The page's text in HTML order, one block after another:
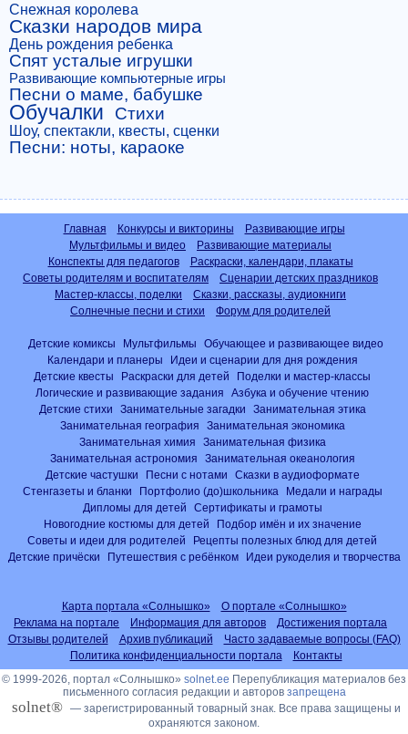
Снежная королева
Сказки народов мира
День рождения ребенка
Спят усталые игрушки
Развивающие компьютерные игры
Песни о маме, бабушке
Обучалки Стихи
Шоу, спектакли, квесты, сценки
Песни: ноты, караоке
Главная Конкурсы и викторины
Развивающие игры
Мультфильмы и видео
Развивающие материалы
Конспекты для педагогов
Раскраски, календари, плакаты
Советы родителям и воспитателям
Сценарии детских праздников
Мастер-классы, поделки
Сказки, рассказы, аудиокниги
Солнечные песни и стихи
Форум для родителей
Детские комиксы Мультфильмы
Обучающее и развивающее видео
Календари и планеры
Идеи и сценарии для дня рождения
Детские квесты
Раскраски для детей
Поделки и мастер-классы
Логические и развивающие задания
Азбука и обучение чтению
Детские стихи
Занимательные загадки
Занимательная этика
Занимательная география
Занимательная экономика
Занимательная химия
Занимательная физика
Занимательная астрономия
Занимательная океанология
Детские частушки
Песни с нотами
Сказки в аудиоформате
Стенгазеты и бланки
Портфолио (до)школьника
Медали и награды
Дипломы для детей
Сертификаты и грамоты
Новогодние костюмы для детей
Подбор имён и их значение
Советы и идеи для родителей
Рецепты полезных блюд для детей
Детские причёски
Путешествия с ребёнком Идеи рукоделия и творчества
Карта портала «Солнышко»
О портале «Солнышко»
Реклама на портале
Информация для авторов
Достижения портала
Отзывы родителей
Архив публикаций
Часто задаваемые вопросы (FAQ)
Политика конфиденциальности портала
Контакты
© 1999-2026, портал «Солнышко» solnet.ee Перепубликация материалов без
письменного согласия редакции и авторов запрещена
solnet® — зарегистрированный товарный знак. Все права защищены и
охраняются законом.